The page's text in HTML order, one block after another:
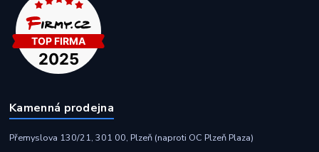
Kamenná prodejna
Přemyslova 130/21, 301 00, Plzeň (naproti OC Plzeň Plaza)